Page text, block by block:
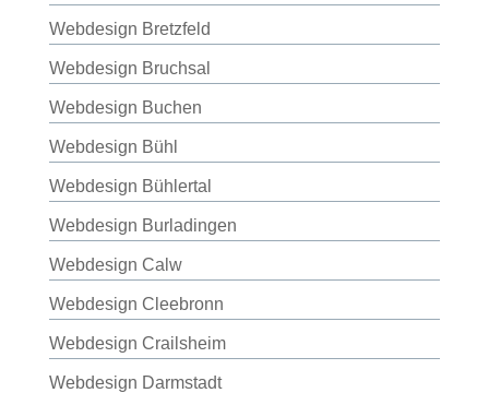
Webdesign Bretzfeld
Webdesign Bruchsal
Webdesign Buchen
Webdesign Bühl
Webdesign Bühlertal
Webdesign Burladingen
Webdesign Calw
Webdesign Cleebronn
Webdesign Crailsheim
Webdesign Darmstadt